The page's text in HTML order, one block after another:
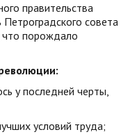
правительства
совета
что порождало
у последней черты,
условий труда;